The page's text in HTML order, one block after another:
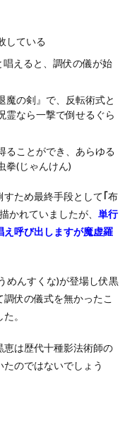
している
唱えると、調伏の儀が始
魔の剣』で、反転術式と
霊なら一撃で倒せるぐら
ることができ、あらゆる
拳(じゃんけん)
すため最終手段として ｢布
かれていましたが、 単行
呼び出しますが魔虚羅
めんすくな)が登場し伏黒
伏の儀式を無かったこ
。
恵は歴代十種影法術師の
のではないでしょう